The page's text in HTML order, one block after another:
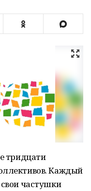
тридцати
Каждый
частушки